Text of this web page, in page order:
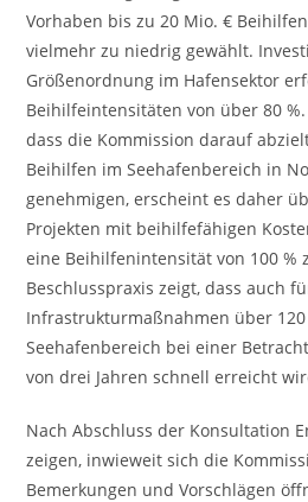
Vorhaben bis zu 20 Mio. €
vielmehr zu niedrig gewählt.
Größenordnung im Hafensektor
Beihilfeintensitäten von über 80
dass die Kommission darauf
Beihilfen im Seehafenbereich in
genehmigen, erscheint es daher
Projekten mit beihilfefähigen
eine Beihilfenintensität von 100 %
Beschlusspraxis zeigt, dass auch
Infrastrukturmaßnahmen über
Seehafenbereich bei einer
von drei Jahren schnell erreicht
Nach Abschluss der Konsultation
zeigen, inwieweit sich die
Bemerkungen und Vorschlägen